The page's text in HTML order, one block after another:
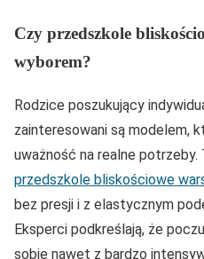
Czy przedszkole
wyborem?
Rodzice poszukujący
zainteresowani są modelem,
uważność na realne
przedszkole bliskościowe
bez presji i z elastycznym
Eksperci podkreślają, że
sobie nawet z bardzo